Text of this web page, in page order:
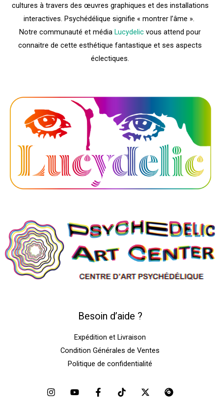
cultures à travers des œuvres graphiques et des installations
interactives. Psychédélique signifie « montrer l’âme ».
Notre communauté et média Lucydelic vous attend pour
connaitre de cette esthétique fantastique et ses aspects
éclectiques.
Besoin d’aide ?
Expédition et Livraison
Condition Générales de Ventes
Politique de confidentialité